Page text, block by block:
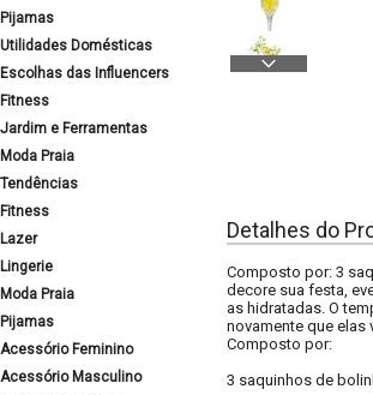
Pijamas
Utilidades Domésticas
Escolhas das Influencers
Fitness
Jardim e Ferramentas
Moda Praia
Tendências
Fitness
Lazer
Lingerie
Moda Praia
Pijamas
Acessório Feminino
Acessório Masculino
Detalhes do
Composto por: 3
decore sua festa,
as hidratadas. O
novamente que elas
Composto por:
3 saquinhos de